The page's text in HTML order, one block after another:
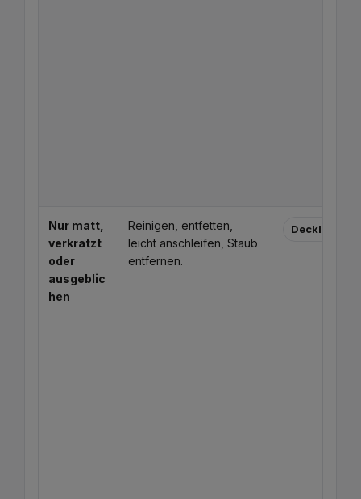
Nur matt,
verkratzt
oder
ausgeblic
hen
Reinigen, entfetten,
leicht anschleifen, Staub
entfernen.
Decklack /